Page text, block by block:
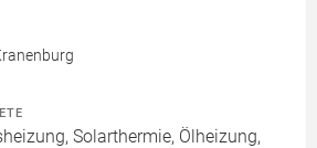
Solarthermie, Ölheizung,